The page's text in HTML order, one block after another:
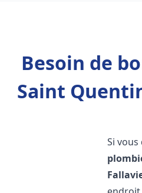
Besoin de
Saint
Si